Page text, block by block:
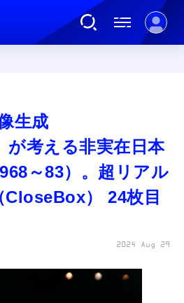
AI
ジェット
ルチャー
生成
が考える非実在日本
～83）。超リアル
CloseBox） 24枚目
2024 Aug 29